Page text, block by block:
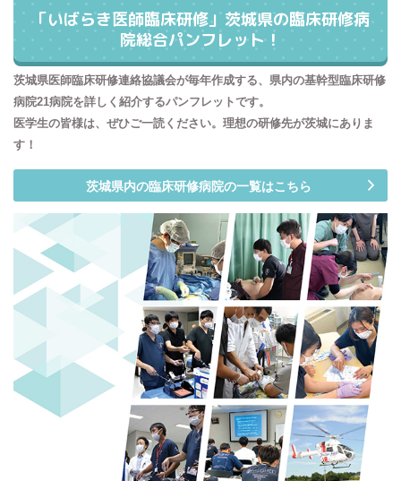
「いばらき医師臨床研修」茨城県の臨床研修病
院総合パンフレット！
茨城県医師臨床研修連絡協議会が毎年作成する、県内の基幹型臨床研修
病院21病院を詳しく紹介するパンフレットです。
医学生の皆様は、ぜひご一読ください。理想の研修先が茨城にありま
す！
茨城県内の臨床研修病院の一覧はこちら